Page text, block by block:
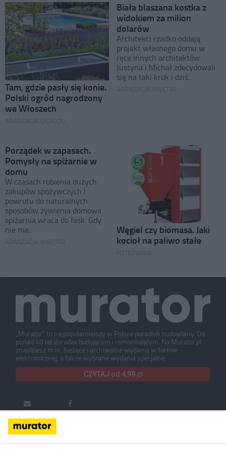
Tam, gdzie pasły się konie.
Polski ogród nagrodzony
we Włoszech
Biała blaszana kostka z
widokiem za milion
dolarów
Architekci rzadko oddają
projekt własnego domu w
ręce innych architektów.
Justyna i Michał zdecydowali
się na taki krok i dziś...
Porządek w zapasach.
Pomysły na spiżarnie w
domu
W czasach robienia dużych
zakupów spożywczych i
powrotu do naturalnych
sposobów żywienia domowa
spiżarnia wraca do łask. Gdy
nie ma...
Węgiel czy biomasa. Jaki
kocioł na paliwo stałe
„Murator” to najpopularniejszy w Polsce poradnik budowlany. Od
ponad 40 lat doradza budującym i remontującym. Na Murator.pl
znajdziesz m.in. bieżące i archiwalne wydania w formie
elektronicznej, a także wybrane wydania specjalne.
CZYTAJ od 4,99 zł
Murator ONLINE